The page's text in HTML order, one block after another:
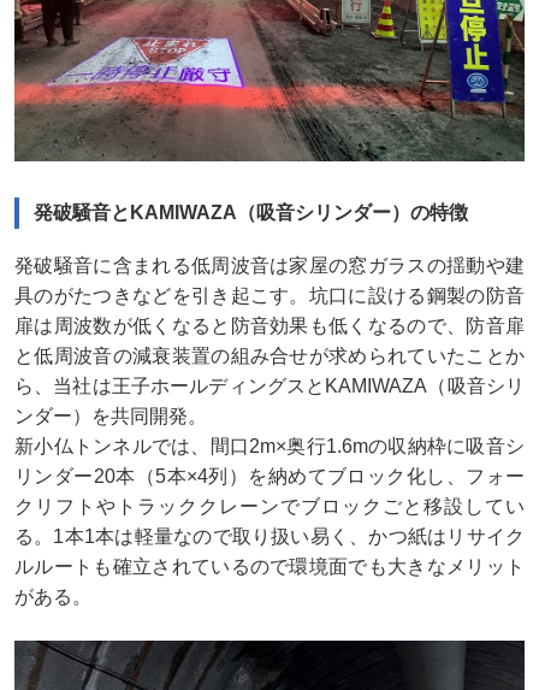
発破騒音とKAMIWAZA（吸音シリンダー）の特徴
発破騒音に含まれる低周波音は家屋の窓ガラスの揺動や建
具のがたつきなどを引き起こす。坑口に設ける鋼製の防音
扉は周波数が低くなると防音効果も低くなるので、防音扉
と低周波音の減衰装置の組み合せが求められていたことか
ら、当社は王子ホールディングスとKAMIWAZA（吸音シリ
ンダー）を共同開発。
新小仏トンネルでは、間口2m×奥行1.6mの収納枠に吸音シ
リンダー20本（5本×4列）を納めてブロック化し、フォー
クリフトやトラッククレーンでブロックごと移設してい
る。1本1本は軽量なので取り扱い易く、かつ紙はリサイク
ルルートも確立されているので環境面でも大きなメリット
がある。